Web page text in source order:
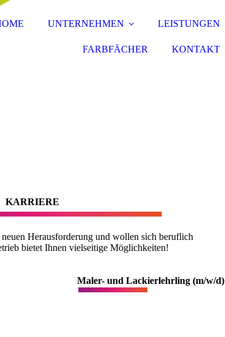
UNTERNEHMEN LEISTUNGEN
FARBFÄCHER KONTAKT
KARRIERE
Herausforderung und wollen sich beruflich
bietet Ihnen vielseitige Möglichkeiten!
Maler- und Lackierlehrling (m/w/d)